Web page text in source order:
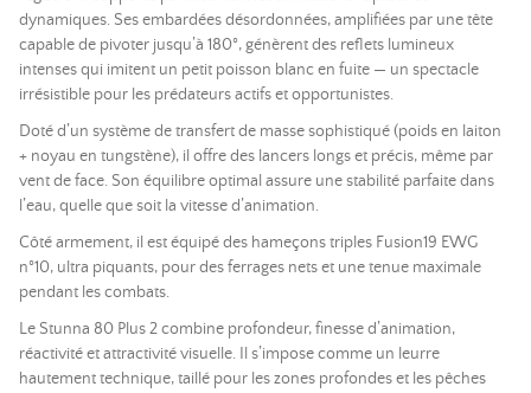
dynamiques. Ses embardées désordonnées, amplifiées par une tête
capable de pivoter jusqu’à 180°, génèrent des reflets lumineux
intenses qui imitent un petit poisson blanc en fuite — un spectacle
irrésistible pour les prédateurs actifs et opportunistes.
Doté d’un système de transfert de masse sophistiqué (poids en laiton
+ noyau en tungstène), il offre des lancers longs et précis, même par
vent de face. Son équilibre optimal assure une stabilité parfaite dans
l’eau, quelle que soit la vitesse d’animation.
Côté armement, il est équipé des hameçons triples Fusion19 EWG
n°10, ultra piquants, pour des ferrages nets et une tenue maximale
pendant les combats.
Le Stunna 80 Plus 2 combine profondeur, finesse d’animation,
réactivité et attractivité visuelle. Il s’impose comme un leurre
hautement technique, taillé pour les zones profondes et les pêches